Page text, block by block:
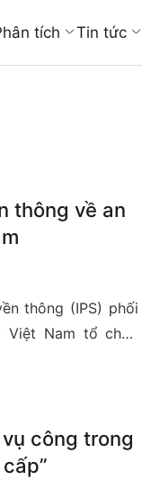
tích Tin tức
thông về an
thông (IPS) phối
Nam tổ chức
hướng mới của thị
qua đó góp phần
công trong